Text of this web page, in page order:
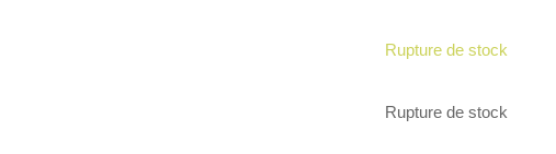
Rupture de stock
Rupture de stock